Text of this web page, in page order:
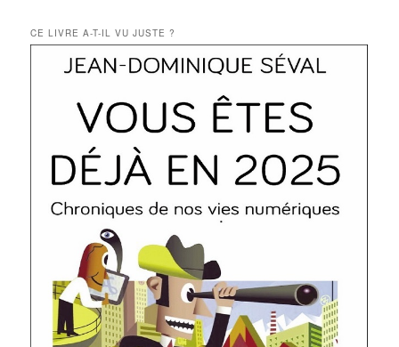
CE LIVRE A-T-IL VU JUSTE ?